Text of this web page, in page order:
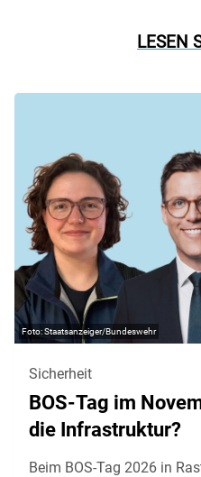
LESEN
Staatsanzeiger/Bundeswehr
Sicherheit
BOS-Tag im
die Infrastruktur?
Beim BOS-Tag 2026 in